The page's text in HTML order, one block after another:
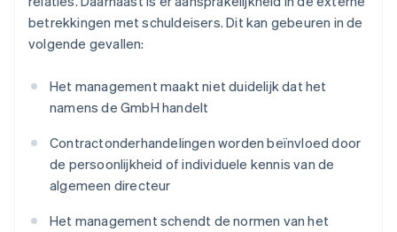
betrekkingen met schuldeisers. Dit kan gebeuren in de
volgende gevallen:
Het management maakt niet duidelijk dat het
namens de GmbH handelt
Contractonderhandelingen worden beïnvloed door
de persoonlijkheid of individuele kennis van de
algemeen directeur
Het management schendt de normen van het